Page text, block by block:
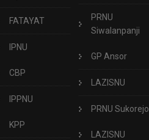
FATAYAT
IPNU
CBP
IPPNU
KPP
PRNU
Siwalanpanji
GP Ansor
LAZISNU
PRNU Sukorejo
LAZISNU